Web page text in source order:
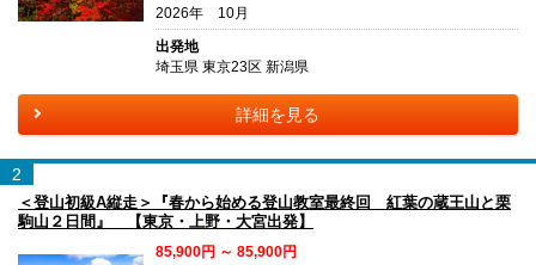
2026年 10月
出発地
埼玉県 東京23区 新潟県
詳細を見る
2
＜登山初級A縦走＞『春から始める登山教室最終回 紅葉の蔵王山と栗
駒山２日間』 【東京・上野・大宮出発】
85,900円 ～ 85,900円